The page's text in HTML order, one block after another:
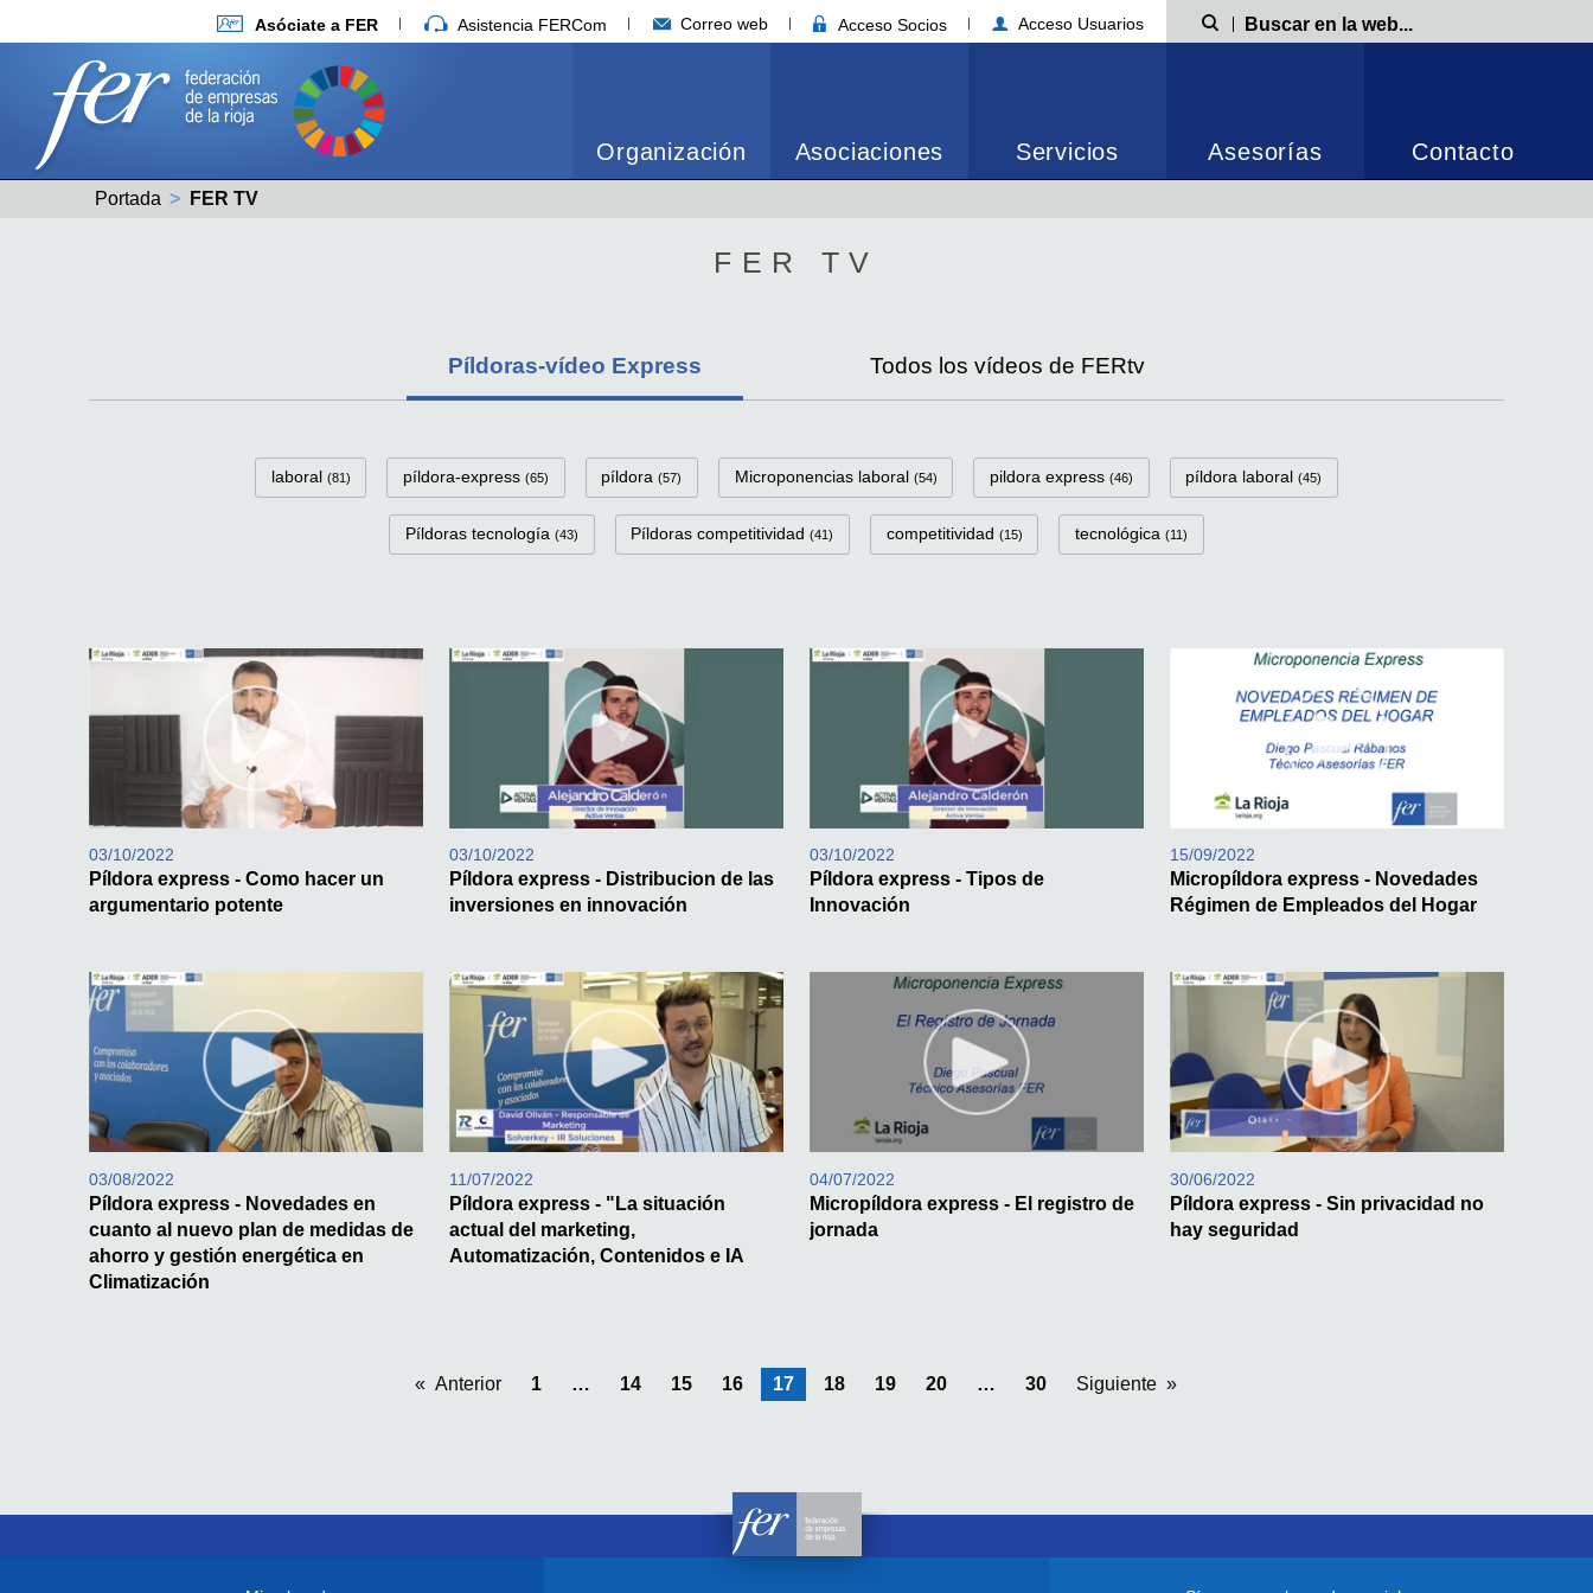
Asóciate a FER Asistencia FERCom Correo web Acceso Socios Acceso Usuarios Búsqueda
Organización Asociaciones Servicios Asesorías Contacto
Portada Actual:
FER TV
FER TV
Píldoras-vídeo Express Todos los vídeos de FERtv
FerTv Píldoras-vídeo Express Categorías
laboral (81) píldora-express (65) píldora (57) Microponencias laboral (54) pildora express (46) píldora laboral (45)
Píldoras tecnología (43) Píldoras competitividad (41) competitividad (15) tecnológica (11)
03/10/2022
Píldora express - Como hacer un
argumentario potente
03/10/2022
Píldora express - Distribucion de las
inversiones en innovación
03/10/2022
Píldora express - Tipos de
Innovación
15/09/2022
Micropíldora express - Novedades
Régimen de Empleados del Hogar
03/08/2022
Píldora express - Novedades en
cuanto al nuevo plan de medidas de
ahorro y gestión energética en
Climatización
11/07/2022
Píldora express - "La situación
actual del marketing,
Automatización, Contenidos e IA
04/07/2022
Micropíldora express - El registro de
jornada
30/06/2022
Píldora express - Sin privacidad no
hay seguridad
Anterior 1 14 15 16 Estás en la pagina
17 18 19 20 30 Siguiente